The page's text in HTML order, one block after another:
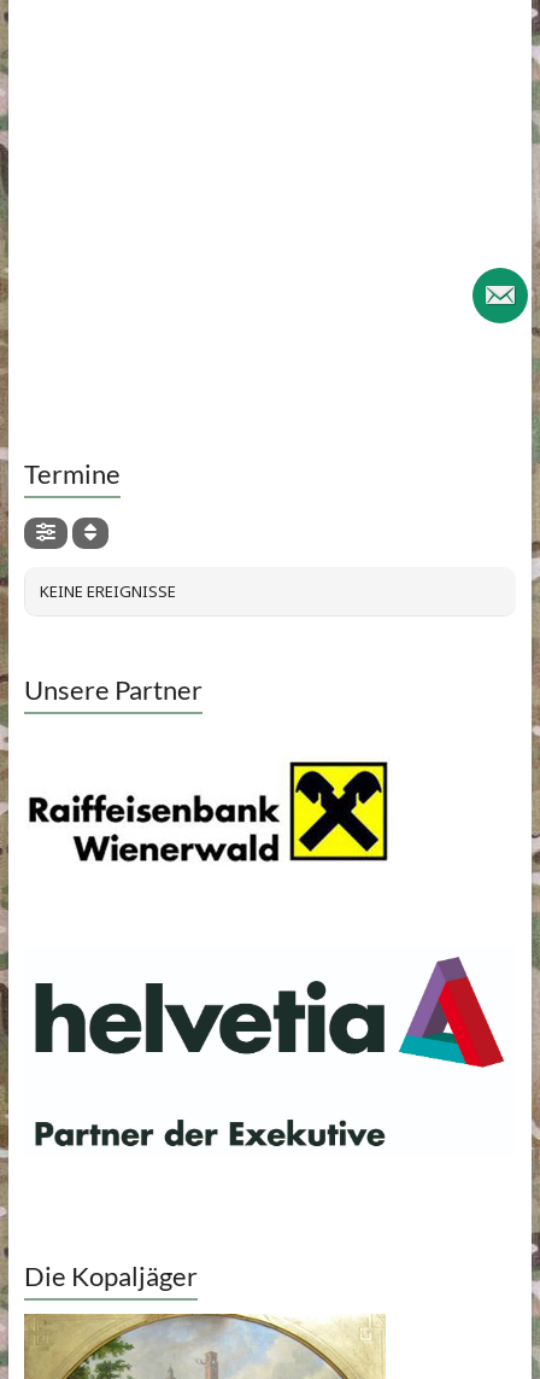
Termine
KEINE EREIGNISSE
Unsere Partner
Die Kopaljäger